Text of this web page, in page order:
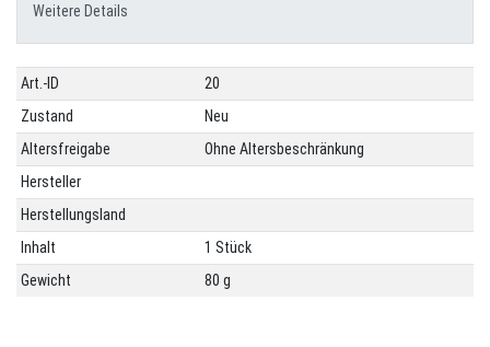
Weitere Details
Technisches
Merkmal
Wert
Art.-ID
20
Zustand
Neu
Altersfreigabe
Ohne Altersbeschränkung
Hersteller
Herstellungsland
Inhalt
1 Stück
Gewicht
80 g